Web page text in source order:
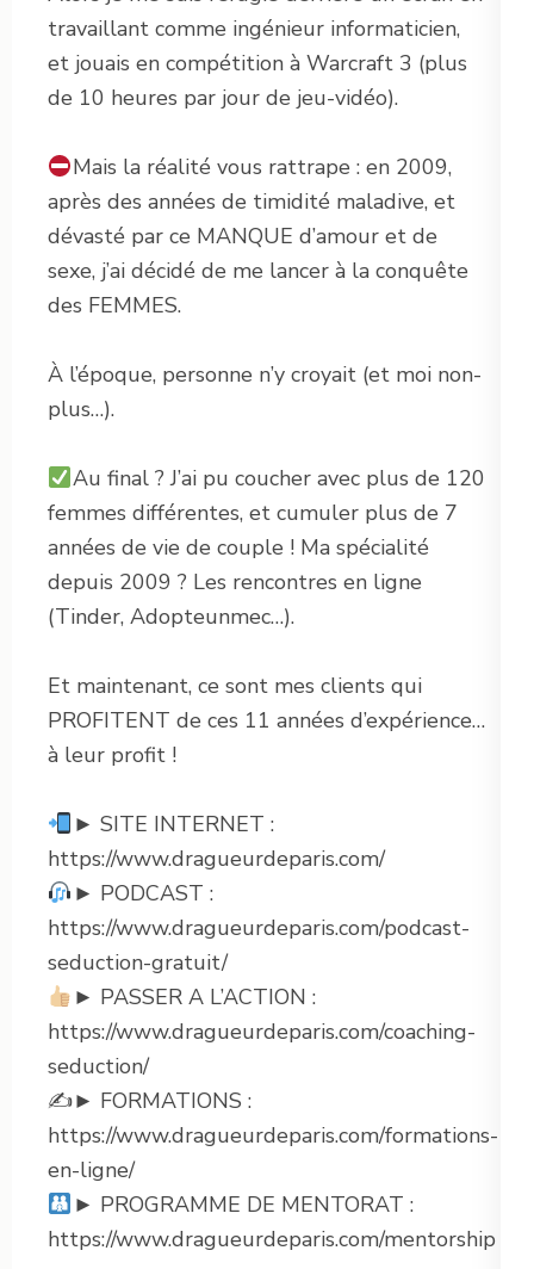
travaillant comme ingénieur informaticien,
et jouais en compétition à Warcraft 3 (plus
de 10 heures par jour de jeu-vidéo).
Mais la réalité vous rattrape : en 2009,
après des années de timidité maladive, et
dévasté par ce MANQUE d’amour et de
sexe, j’ai décidé de me lancer à la conquête
des FEMMES.
À l’époque, personne n’y croyait (et moi non-
plus…).
Au final ? J’ai pu coucher avec plus de 120
femmes différentes, et cumuler plus de 7
années de vie de couple ! Ma spécialité
depuis 2009 ? Les rencontres en ligne
(Tinder, Adopteunmec…).
Et maintenant, ce sont mes clients qui
PROFITENT de ces 11 années d’expérience…
à leur profit !
► SITE INTERNET :
https://www.dragueurdeparis.com/
► PODCAST :
https://www.dragueurdeparis.com/podcast-
seduction-gratuit/
► PASSER A L’ACTION :
https://www.dragueurdeparis.com/coaching-
seduction/
✍️► FORMATIONS :
https://www.dragueurdeparis.com/formations-
en-ligne/
► PROGRAMME DE MENTORAT :
https://www.dragueurdeparis.com/mentorship